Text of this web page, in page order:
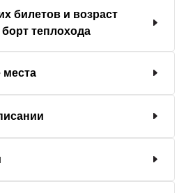
билетов и возраст
теплохода